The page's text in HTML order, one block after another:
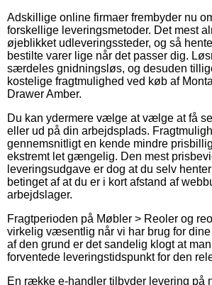
Adskillige online firmaer frembyder nu
forskellige leveringsmetoder. Det mest
øjeblikket udleveringssteder, og så
bestilte varer lige når det passer dig.
særdeles gnidningsløs, og desuden
kostelige fragtmulighed ved køb af
Drawer Amber.
Du kan ydermere vælge at vælge at få
eller ud på din arbejdsplads.
gennemsnitligt en kende mindre
ekstremt let gængelig. Den mest
leveringsudgave er dog at du selv
betinget af at du er i kort afstand af
arbejdslager.
Fragtperioden på Møbler > Reoler og
virkelig væsentlig når vi har brug for
af den grund er det sandelig klogt at
forventede leveringstidspunkt for den
En række e-handler tilbyder levering på